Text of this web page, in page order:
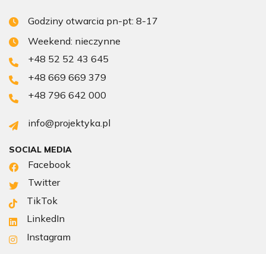
Godziny otwarcia pn-pt: 8-17
Weekend: nieczynne
+48 52 52 43 645
+48 669 669 379
+48 796 642 000
info@projektyka.pl
SOCIAL MEDIA
Facebook
Twitter
TikTok
LinkedIn
Instagram